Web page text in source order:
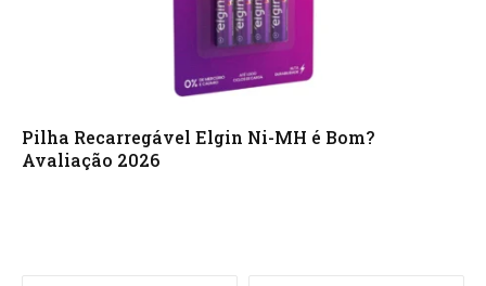
Pilha Recarregável Elgin Ni-MH é Bom?
Avaliação 2026